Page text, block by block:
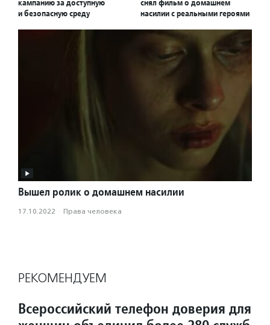
кампанию за доступную
и безопасную среду
снял фильм о домашнем
насилии с реальными героями
Вышел ролик о домашнем насилии
17.10.2022 · Права человека
РЕКОМЕНДУЕМ
Всероссийский телефон доверия для